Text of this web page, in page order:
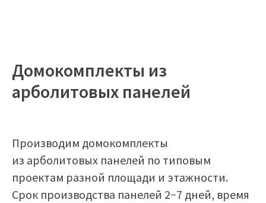
Домокомплекты из
арболитовых панелей
Производим домокомплекты
из арболитовых панелей по типовым
проектам разной площади и этажности.
Срок производства панелей 2−7 дней, время